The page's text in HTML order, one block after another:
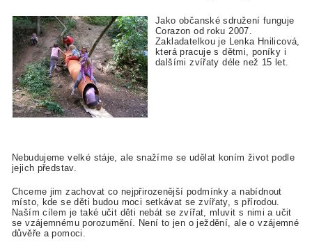
Jako občanské sdružení funguje
Corazon od roku 2007.
Zakladatelkou je Lenka Hnilicová,
která pracuje s dětmi, poníky i
dalšími zvířaty déle než 15 let.
Nebudujeme velké stáje, ale snažíme se udělat koním život podle
jejich představ.
Chceme jim zachovat co nejpřirozenější podmínky a nabídnout
místo, kde se děti budou moci setkávat se zvířaty, s přírodou.
Naším cílem je také učit děti nebát se zvířat, mluvit s nimi a učit
se vzájemnému porozumění. Není to jen o ježdění, ale o vzájemné
důvěře a pomoci.